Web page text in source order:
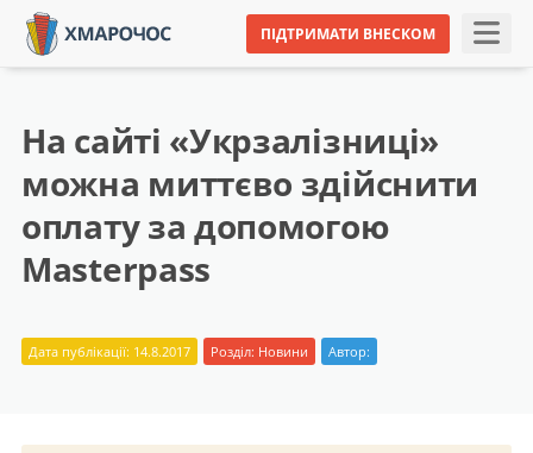
ПІДТРИМАТИ ВНЕСКОМ
На сайті «Укрзалізниці»
можна миттєво здійснити
оплату за допомогою
Masterpass
Дата публікації: 14.8.2017 Розділ: Новини Автор: